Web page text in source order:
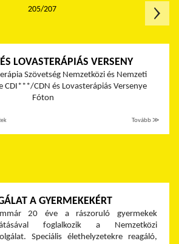
LOVASTERÁPIÁS VERSENY
Szövetség Nemzetközi és Nemzeti
CDI***/CDN és Lovasterápiás Versenye
Fóton
Tovább ≫
A GYERMEKEKÉRT
20 éve a rászoruló gyermekek
foglalkozik a Nemzetközi
Speciális élethelyzetekre reagáló,
205/207